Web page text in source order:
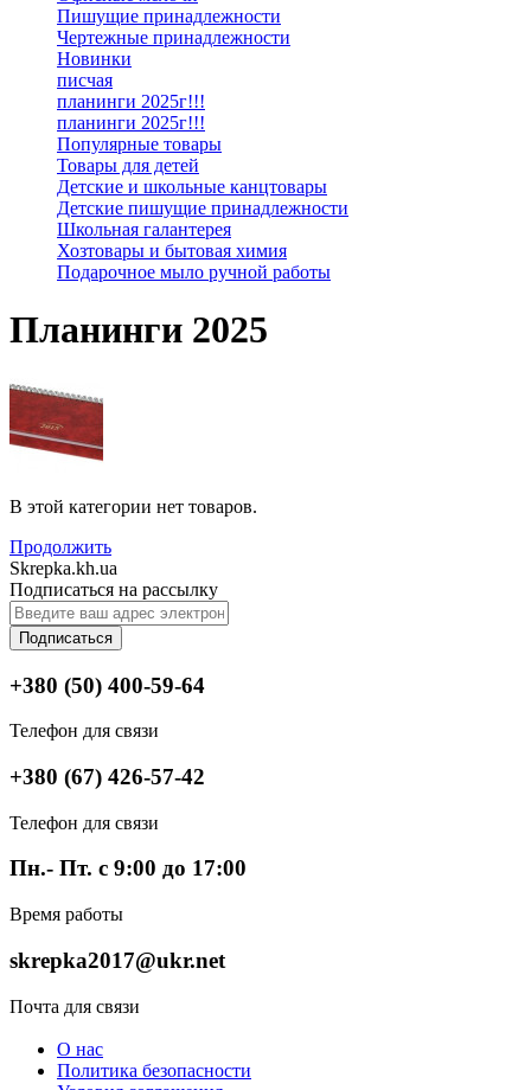
Пишущие принадлежности
Чертежные принадлежности
Новинки
писчая
планинги 2025г!!!
планинги 2025г!!!
Популярные товары
Товары для детей
Детские и школьные канцтовары
Детские пишущие принадлежности
Школьная галантерея
Хозтовары и бытовая химия
Подарочное мыло ручной работы
Планинги 2025
В этой категории нет товаров.
Продолжить
Skrepka.kh.ua
Подписаться на рассылку
Подписаться
+380 (50) 400-59-64
Телефон для связи
+380 (67) 426-57-42
Телефон для связи
Пн.- Пт. с 9:00 до 17:00
Время работы
skrepka2017@ukr.net
Почта для связи
О нас
Политика безопасности